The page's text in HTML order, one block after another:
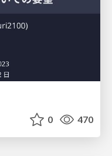
0 470